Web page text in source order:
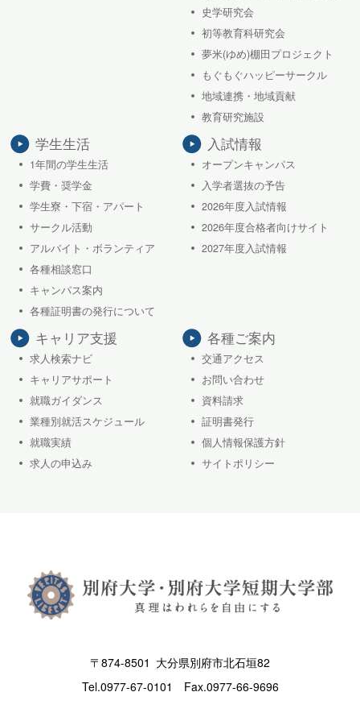
史学研究会
初等教育科研究会
夢米(ゆめ)棚田プロジェクト
もぐもぐハッピーサークル
地域連携・地域貢献
教育研究施設
学生生活
1年間の学生生活
学費・奨学金
学生寮・下宿・アパート
サークル活動
アルバイト・ボランティア
各種相談窓口
キャンパス案内
各種証明書の発行について
入試情報
オープンキャンパス
入学者選抜の予告
2026年度入試情報
2026年度合格者向けサイト
2027年度入試情報
キャリア支援
求人検索ナビ
キャリアサポート
就職ガイダンス
業種別就活スケジュール
就職実績
求人の申込み
各種ご案内
交通アクセス
お問い合わせ
資料請求
証明書発行
個人情報保護方針
サイトポリシー
〒874-8501 大分県別府市北石垣82
Tel.0977-67-0101 Fax.0977-66-9696